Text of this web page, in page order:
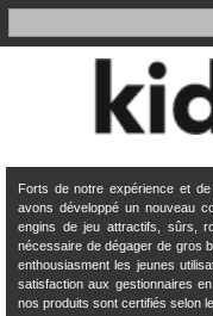
Forts de notre expérience et
avons développé un nouveau
engins de jeu attractifs, sûrs,
nécessaire de dégager de gros
enthousiasment les jeunes
satisfaction aux gestionnaires
nos produits sont certifiés selon